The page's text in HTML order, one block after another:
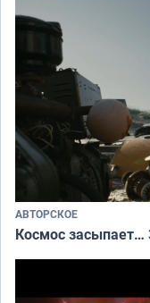
АВТОРСКОЕ
Космос